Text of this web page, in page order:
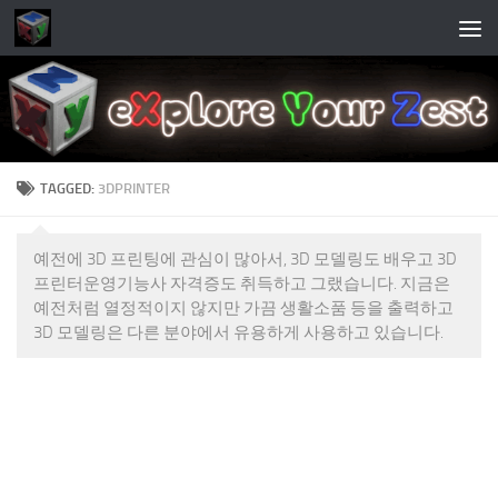
Skip to content
TAGGED: 3DPRINTER
예전에 3D 프린팅에 관심이 많아서, 3D 모델링도 배우고 3D
프린터운영기능사 자격증도 취득하고 그랬습니다. 지금은
예전처럼 열정적이지 않지만 가끔 생활소품 등을 출력하고
3D 모델링은 다른 분야에서 유용하게 사용하고 있습니다.